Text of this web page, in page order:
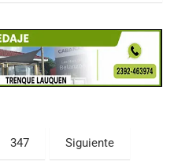
347 Siguiente